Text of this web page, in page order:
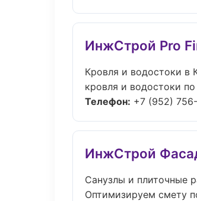
ИнжСтрой Pro
Кровля и водостоки в
кровля и водостоки
Телефон: +7 (952)
ИнжСтрой
Санузлы и плиточные
Оптимизируем смету